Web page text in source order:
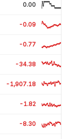
0.00
-0.09
-0.77
-34.38
-1,907.18
-1.82
-8.30